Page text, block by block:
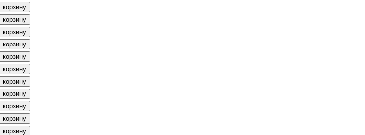
корзину
корзину
корзину
корзину
корзину
корзину
корзину
корзину
корзину
корзину
корзину